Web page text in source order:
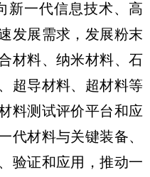
新一代信息技术、高
发展需求，发展粉末
材料、纳米材料、石
超导材料、超材料等
料测试评价平台和应
代材料与关键装备、
验证和应用，推动一